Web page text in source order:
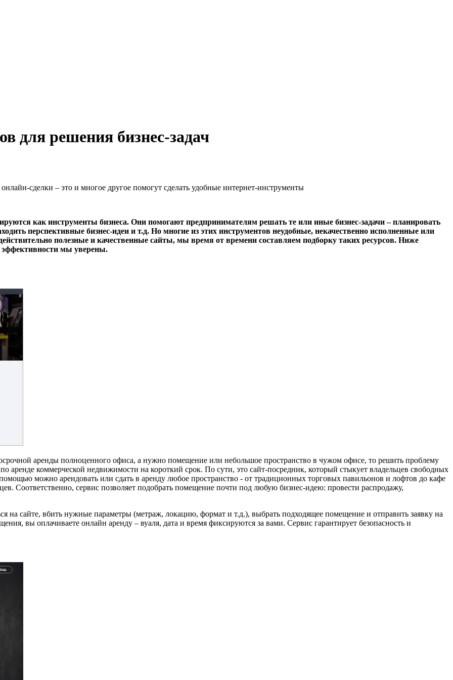
для решения бизнес-задач
сделки – это и многое другое помогут сделать удобные интернет-инструменты
как инструменты бизнеса. Они помогают предпринимателям решать те или иные бизнес-задачи – планировать
перспективные бизнес-идеи и т.д. Но многие из этих инструментов неудобные, некачественно исполненные или
полезные и качественные сайты, мы время от времени составляем подборку таких ресурсов. Ниже
эффективности мы уверены.
аренды полноценного офиса, а нужно помещение или небольшое пространство в чужом офисе, то решить проблему
аренде коммерческой недвижимости на короткий срок. По сути, это сайт-посредник, который стыкует владельцев свободных
можно арендовать или сдать в аренду любое пространство - от традиционных торговых павильонов и лофтов до кафе
Соответственно, сервис позволяет подобрать помещение почти под любую бизнес-идею: провести распродажу,
на сайте, вбить нужные параметры (метраж, локацию, формат и т.д.), выбрать подходящее помещение и отправить заявку на
вы оплачиваете онлайн аренду – вуаля, дата и время фиксируются за вами. Сервис гарантирует безопасность и